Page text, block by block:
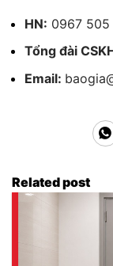
HN: 0967 505
Tổng đài
Email:
Related post